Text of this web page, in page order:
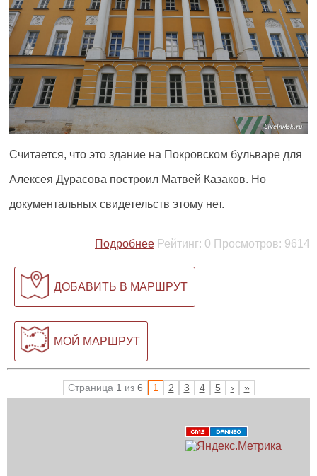
Считается, что это здание на Покровском бульваре для
Алексея Дурасова построил Матвей Казаков. Но
документальных свидетельств этому нет.
Подробнее Рейтинг: 0 Просмотров: 9614
ДОБАВИТЬ В МАРШРУТ
МОЙ МАРШРУТ
Страница 1 из 6 1 2 3 4 5 › »